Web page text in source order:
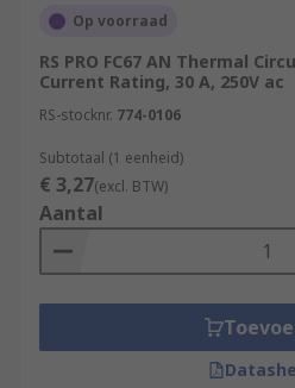
Op voorraad
RS PRO FC67 AN Thermal
Current Rating, 30 A, 250V ac
RS-stocknr. 774-0106
Subtotaal (1 eenheid)
€ 3,27(excl. BTW)
Aantal